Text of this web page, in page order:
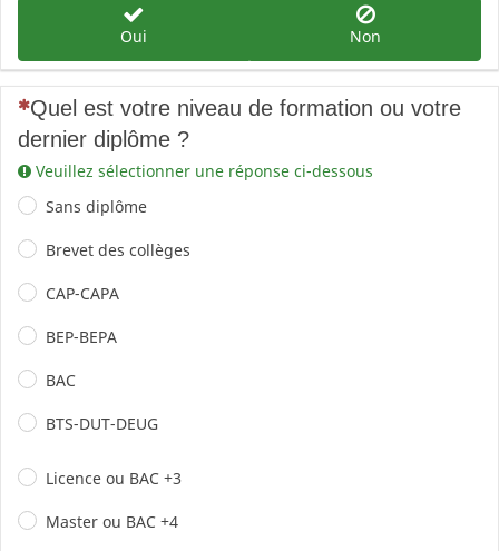
Oui Non
(Cette question est obligatoire)
Quel est votre niveau de formation ou votre
dernier diplôme ?
Veuillez sélectionner une réponse ci-dessous
Sans diplôme
Brevet des collèges
CAP-CAPA
BEP-BEPA
BAC
BTS-DUT-DEUG
Licence ou BAC +3
Master ou BAC +4